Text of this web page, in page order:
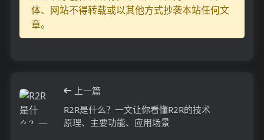
体、网站不得转载或以其他方式抄袭本站任何文
章。
上一篇
R2R是什么？一文让你看懂R2R的技术
原理、主要功能、应用场景